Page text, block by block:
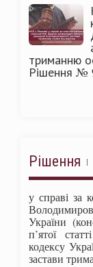
триманню
Рішення №
Рішення
у справі за
України
п’ятої
кодексу
застави